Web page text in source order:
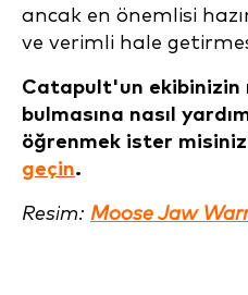
ancak en önemlisi
ve verimli hale
Catapult'un ekibinizin
bulmasına nasıl
öğrenmek ister
geçin.
Resim: Moose Jaw